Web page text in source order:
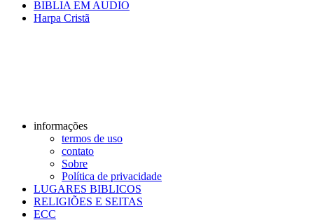
BIBLIA EM AUDIO
Harpa Cristã
informações
termos de uso
contato
Sobre
Política de privacidade
LUGARES BIBLICOS
RELIGIÕES E SEITAS
ECC